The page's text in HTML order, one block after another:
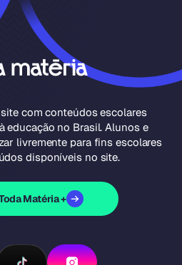
com conteúdos escolares
educação no Brasil. Alunos e
livremente para fins escolares
disponíveis no site.
Matéria +